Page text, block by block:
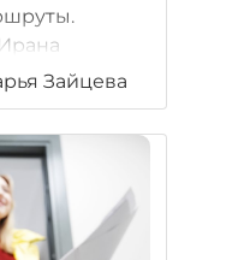
Морские
место
Зайцева